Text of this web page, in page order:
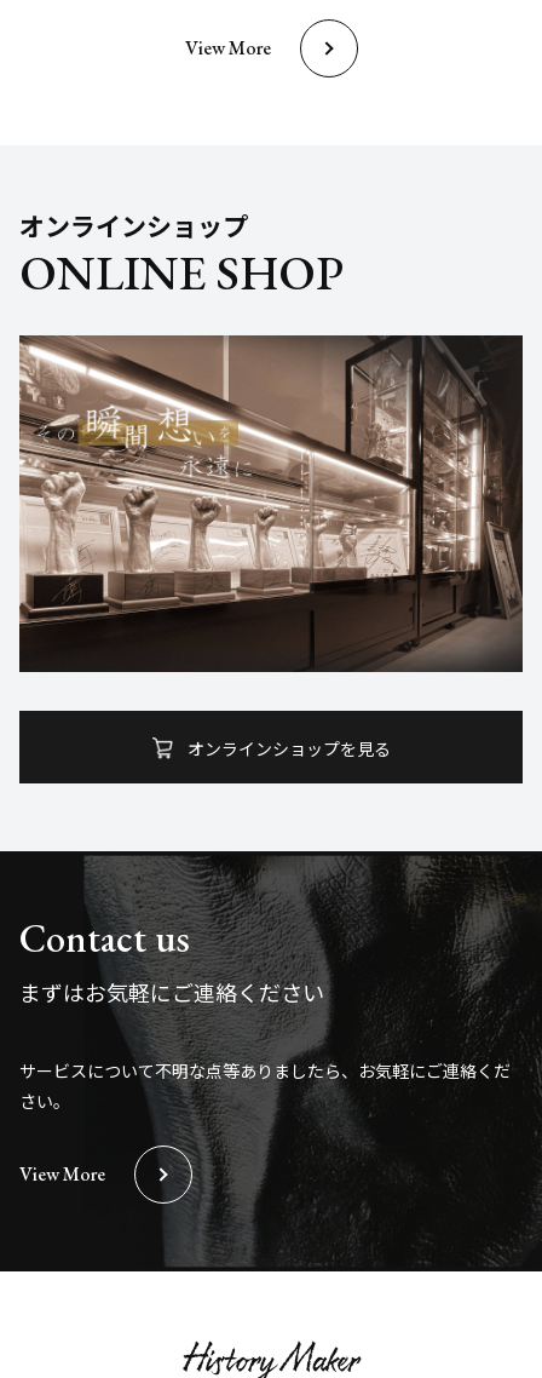
View More
オンラインショップ
ONLINE SHOP
オンラインショップを見る
Contact us
まずはお気軽にご連絡ください
サービスについて不明な点等ありましたら、お気軽にご連絡くだ
さい。
View More